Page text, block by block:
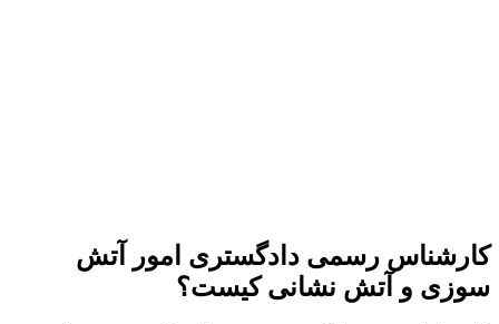
کارشناس رسمی دادگستری امور آتش
سوزی و آتش نشانی کیست؟